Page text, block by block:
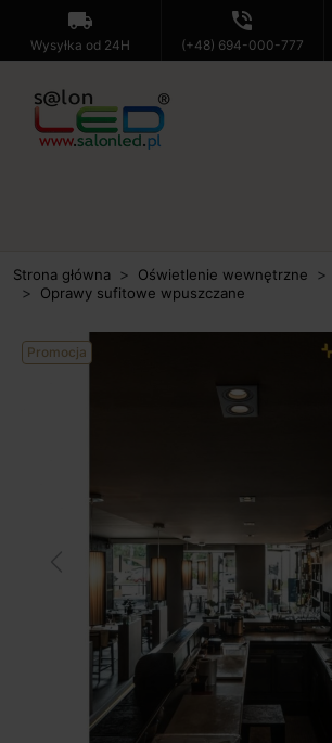
local_shipping
Wysyłka od 24H
phone_in_talk
(+48) 694-000-777
Strona główna Oświetlenie wewnętrzne
Oprawy sufitowe wpuszczane
Promocja